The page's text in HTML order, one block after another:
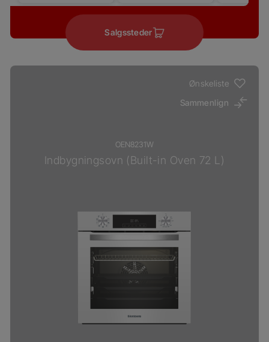
Salgssteder
Ønskeliste
Sammenlign
OEN8231W
Indbygningsovn (Built-in Oven 72 L)